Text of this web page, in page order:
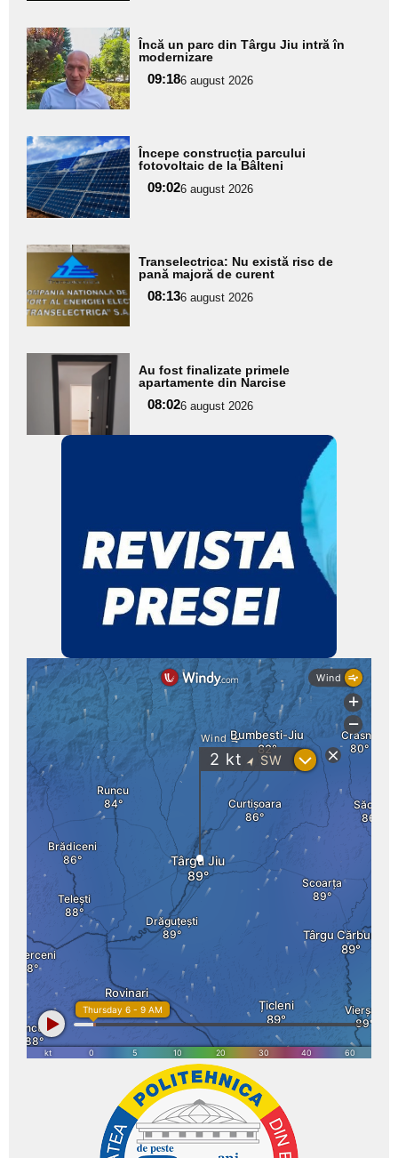
Adaugă
aici textul
pentru
subtitlu
Încă un parc din Târgu Jiu intră în
modernizare
09:186 august 2026
Adaugă
aici textul
pentru
subtitlu
Începe construcția parcului
fotovoltaic de la Bâlteni
09:026 august 2026
Adaugă
aici textul
pentru
subtitlu
Transelectrica: Nu există risc de
pană majoră de curent
08:136 august 2026
Adaugă
aici textul
pentru
subtitlu
Au fost finalizate primele
apartamente din Narcise
08:026 august 2026